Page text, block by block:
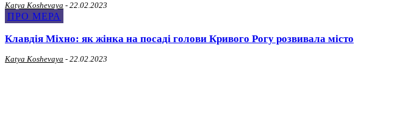
Katya Koshevaya - 22.02.2023
ПРО МЕРА
Клавдія Міхно: як жінка на посаді голови Кривого Рогу розвивала місто
Katya Koshevaya - 22.02.2023